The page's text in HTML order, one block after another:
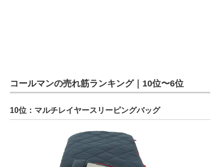
コールマンの売れ筋ランキング｜10位〜6位
10位：マルチレイヤースリーピングバッグ